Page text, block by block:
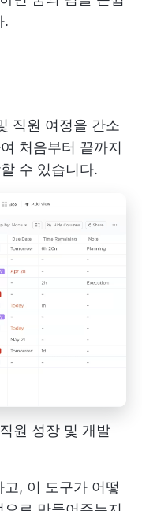
.
직원 여정을 간소
처음부터 끝까지
수 있습니다.
원 성장 및 개발
, 이 도구가 어떻